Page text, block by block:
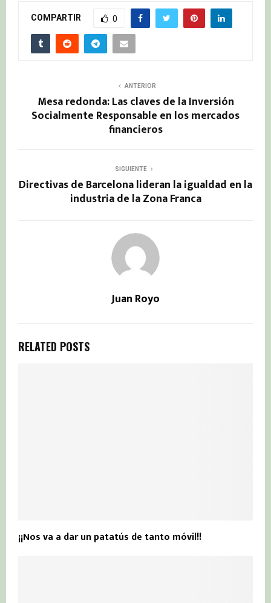
COMPARTIR 0
ANTERIOR
Mesa redonda: Las claves de la Inversión
Socialmente Responsable en los mercados
financieros
SIGUIENTE
Directivas de Barcelona lideran la igualdad en la
industria de la Zona Franca
Juan Royo
RELATED POSTS
¡¡Nos va a dar un patatús de tanto móvil!!